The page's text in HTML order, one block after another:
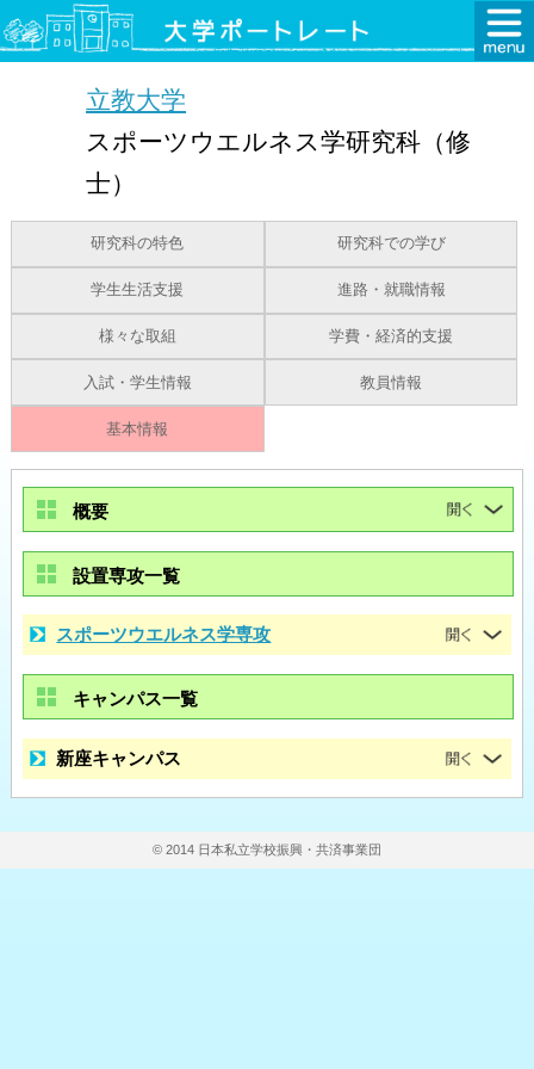
立教大学
スポーツウエルネス学研究科（修
士）
研究科の特色 研究科での学び
学生生活支援 進路・就職情報
様々な取組 学費・経済的支援
入試・学生情報 教員情報
基本情報
概要
設置専攻一覧
スポーツウエルネス学専攻
キャンパス一覧
新座キャンパス
© 2014 日本私立学校振興・共済事業団